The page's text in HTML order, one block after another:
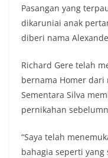
Pasangan yang
dikaruniai anak
diberi nama
Richard Gere telah
bernama Homer dari
Sementara Silva
pernikahan
“Saya telah
bahagia seperti yang